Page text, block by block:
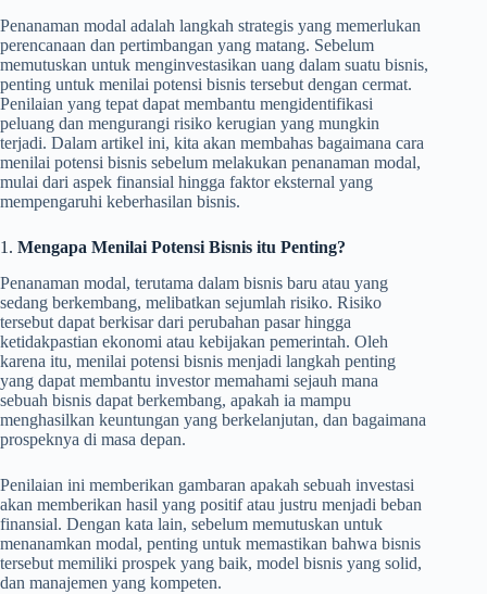
Penanaman modal adalah langkah strategis yang memerlukan
perencanaan dan pertimbangan yang matang. Sebelum
memutuskan untuk menginvestasikan uang dalam suatu bisnis,
penting untuk menilai potensi bisnis tersebut dengan cermat.
Penilaian yang tepat dapat membantu mengidentifikasi
peluang dan mengurangi risiko kerugian yang mungkin
terjadi. Dalam artikel ini, kita akan membahas bagaimana cara
menilai potensi bisnis sebelum melakukan penanaman modal,
mulai dari aspek finansial hingga faktor eksternal yang
mempengaruhi keberhasilan bisnis.
1. Mengapa Menilai Potensi Bisnis itu Penting?
Penanaman modal, terutama dalam bisnis baru atau yang
sedang berkembang, melibatkan sejumlah risiko. Risiko
tersebut dapat berkisar dari perubahan pasar hingga
ketidakpastian ekonomi atau kebijakan pemerintah. Oleh
karena itu, menilai potensi bisnis menjadi langkah penting
yang dapat membantu investor memahami sejauh mana
sebuah bisnis dapat berkembang, apakah ia mampu
menghasilkan keuntungan yang berkelanjutan, dan bagaimana
prospeknya di masa depan.
Penilaian ini memberikan gambaran apakah sebuah investasi
akan memberikan hasil yang positif atau justru menjadi beban
finansial. Dengan kata lain, sebelum memutuskan untuk
menanamkan modal, penting untuk memastikan bahwa bisnis
tersebut memiliki prospek yang baik, model bisnis yang solid,
dan manajemen yang kompeten.